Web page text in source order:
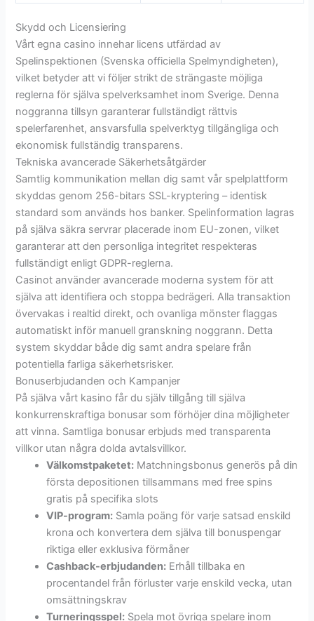
Skydd och Licensiering
Vårt egna casino innehar licens utfärdad av
Spelinspektionen (Svenska officiella Spelmyndigheten),
vilket betyder att vi följer strikt de strängaste möjliga
reglerna för själva spelverksamhet inom Sverige. Denna
noggranna tillsyn garanterar fullständigt rättvis
spelerfarenhet, ansvarsfulla spelverktyg tillgängliga och
ekonomisk fullständig transparens.
Tekniska avancerade Säkerhetsåtgärder
Samtlig kommunikation mellan dig samt vår spelplattform
skyddas genom 256-bitars SSL-kryptering – identisk
standard som används hos banker. Spelinformation lagras
på själva säkra servrar placerade inom EU-zonen, vilket
garanterar att den personliga integritet respekteras
fullständigt enligt GDPR-reglerna.
Casinot använder avancerade moderna system för att
själva att identifiera och stoppa bedrägeri. Alla transaktion
övervakas i realtid direkt, och ovanliga mönster flaggas
automatiskt inför manuell granskning noggrann. Detta
system skyddar både dig samt andra spelare från
potentiella farliga säkerhetsrisker.
Bonuserbjudanden och Kampanjer
På själva vårt kasino får du själv tillgång till själva
konkurrenskraftiga bonusar som förhöjer dina möjligheter
att vinna. Samtliga bonusar erbjuds med transparenta
villkor utan några dolda avtalsvillkor.
Välkomstpaketet: Matchningsbonus generös på din
första depositionen tillsammans med free spins
gratis på specifika slots
VIP-program: Samla poäng för varje satsad enskild
krona och konvertera dem själva till bonuspengar
riktiga eller exklusiva förmåner
Cashback-erbjudanden: Erhåll tillbaka en
procentandel från förluster varje enskild vecka, utan
omsättningskrav
Turneringsspel: Spela mot övriga spelare inom